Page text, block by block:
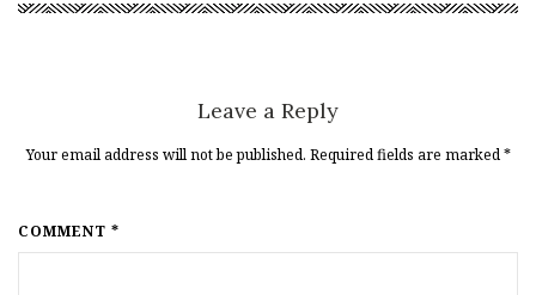
Leave a Reply
Your email address will not be published. Required fields are marked*
COMMENT *